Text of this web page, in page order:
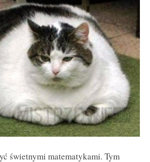
świetnymi matematykami. Tym